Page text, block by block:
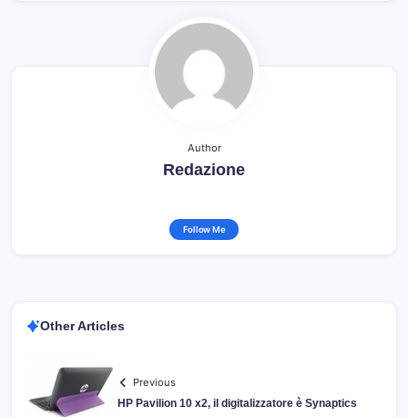
Author
Redazione
Follow Me
Other Articles
Previous
HP Pavilion 10 x2, il digitalizzatore è Synaptics